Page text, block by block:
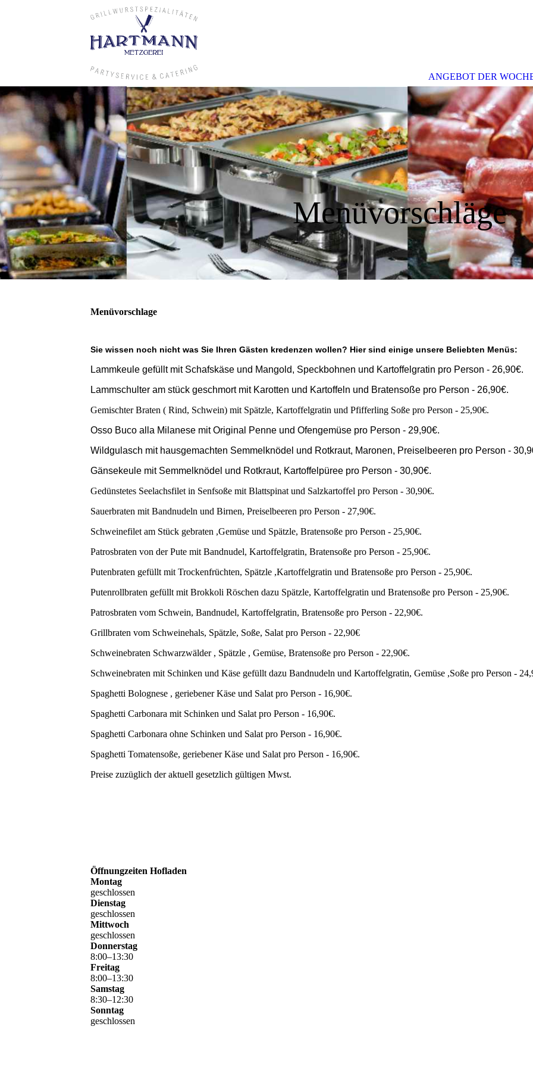
Menüvorschläge
Menüvorschlage
Sie wissen noch nicht was Sie Ihren Gästen kredenzen wollen? Hier sind einige unsere Beliebten Menüs:
Lammkeule gefüllt mit Schafskäse und Mangold, Speckbohnen und Kartoffelgratin pro Person - 26,90€.
Lammschulter am stück geschmort mit Karotten und Kartoffeln und Bratensoße pro Person - 26,90€.
Gemischter Braten ( Rind, Schwein) mit Spätzle, Kartoffelgratin und Pfifferling Soße pro Person - 25,90€.
Osso Buco alla Milanese mit Original Penne und Ofengemüse pro Person - 29,90€.
Wildgulasch mit hausgemachten Semmelknödel und Rotkraut, Maronen, Preiselbeeren pro Person -
Gänsekeule mit Semmelknödel und Rotkraut, Kartoffelpüree pro Person - 30,90€.
Gedünstetes Seelachsfilet in Senfsoße mit Blattspinat und Salzkartoffel pro Person - 30,90€.
Sauerbraten mit Bandnudeln und Birnen, Preiselbeeren pro Person - 27,90€.
Schweinefilet am Stück gebraten ,Gemüse und Spätzle, Bratensoße pro Person - 25,90€.
Patrosbraten von der Pute mit Bandnudel, Kartoffelgratin, Bratensoße pro Person - 25,90€.
Putenbraten gefüllt mit Trockenfrüchten, Spätzle ,Kartoffelgratin und Bratensoße pro Person - 25,90€.
Putenrollbraten gefüllt mit Brokkoli Röschen dazu Spätzle, Kartoffelgratin und Bratensoße pro Person - 25,90€.
Patrosbraten vom Schwein, Bandnudel, Kartoffelgratin, Bratensoße pro Person - 22,90€.
Grillbraten vom Schweinehals, Spätzle, Soße, Salat pro Person - 22,90€
Schweinebraten Schwarzwälder , Spätzle , Gemüse, Bratensoße pro Person - 22,90€.
Schweinebraten mit Schinken und Käse gefüllt dazu Bandnudeln und Kartoffelgratin, Gemüse ,Soße pro Person -
Spaghetti Bolognese , geriebener Käse und Salat pro Person - 16,90€.
Spaghetti Carbonara mit Schinken und Salat pro Person - 16,90€.
Spaghetti Carbonara ohne Schinken und Salat pro Person - 16,90€.
Spaghetti Tomatensoße, geriebener Käse und Salat pro Person - 16,90€.
Preise zuzüglich der aktuell gesetzlich gültigen Mwst.
Öffnungzeiten Hofladen
Montag
geschlossen
Dienstag
geschlossen
Mittwoch
geschlossen
Donnerstag
8:00–13:30
Freitag
8:00–13:30
Samstag
8:30–12:30
Sonntag
geschlossen
ANGEBOT DER